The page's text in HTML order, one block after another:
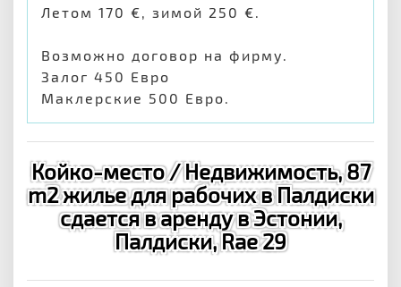
Летом 170 €, зимой 250 €.
Возможно договор на фирму.
Залог 450 Евро
Маклерские 500 Евро.
Койко-место / Недвижимость, 87
m2 жилье для рабочих в Палдиски
сдается в аренду в Эстонии,
Палдиски, Rae 29